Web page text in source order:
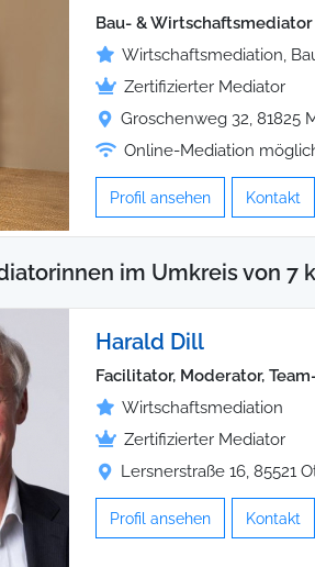
Bau- & Wirtschaftsmediator
Wirtschaftsmediation,
Zertifizierter Mediator
Groschenweg 32, 81825
Online-Mediation
Profil ansehen Kontakt
im Umkreis von 7
Harald Dill
Facilitator, Moderator,
Wirtschaftsmediation
Zertifizierter Mediator
Lersnerstraße 16, 85521
Profil ansehen Kontakt